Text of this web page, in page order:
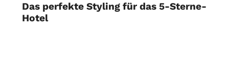
Das perfekte Styling für das 5-Sterne-
Hotel